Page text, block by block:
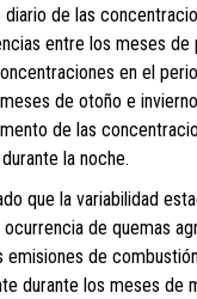
de las
entre los meses de
en el
de otoño e
de las
la noche.
que la variabilidad
de quemas
emisiones de
durante los meses de